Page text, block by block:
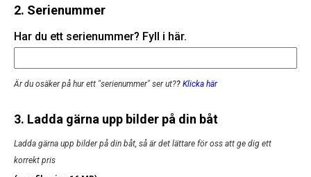
2. Serienummer
Har du ett serienummer? Fyll i här.
Är du osäker på hur ett "serienummer" ser ut?? Klicka här
3. Ladda gärna upp bilder på din båt
Ladda gärna upp bilder på din båt, så är det lättare för oss att ge dig ett
korrekt pris